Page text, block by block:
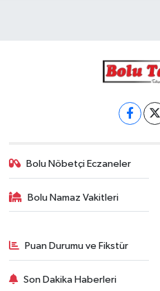
Bolu Nöbetçi Eczaneler
Bolu Namaz Vakitleri
Puan Durumu ve Fikstür
Son Dakika Haberleri